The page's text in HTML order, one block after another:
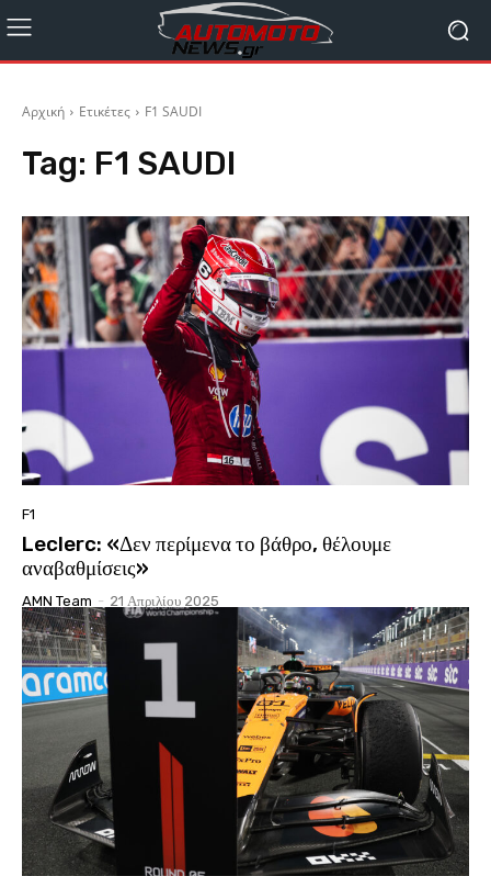
Αρχική Ετικέτες F1 SAUDI
Tag: F1 SAUDI
F1
Leclerc: «Δεν περίμενα το βάθρο, θέλουμε
αναβαθμίσεις»
AMN Team - 21 Απριλίου 2025